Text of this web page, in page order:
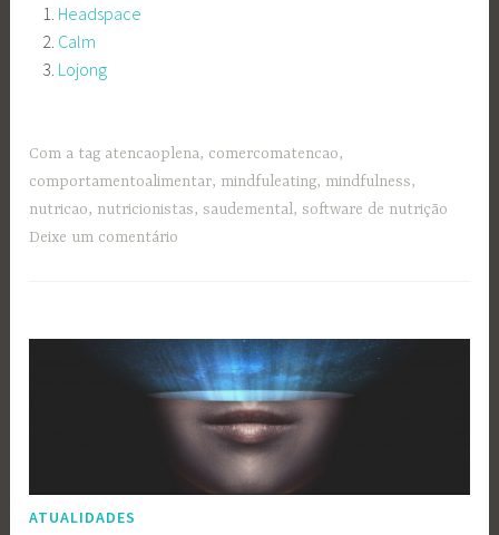
Headspace
Calm
Lojong
Com a tag atencaoplena, comercomatencao,
comportamentoalimentar, mindfuleating, mindfulness,
nutricao, nutricionistas,saudemental,software de nutrição
Deixe um comentário
ATUALIDADES